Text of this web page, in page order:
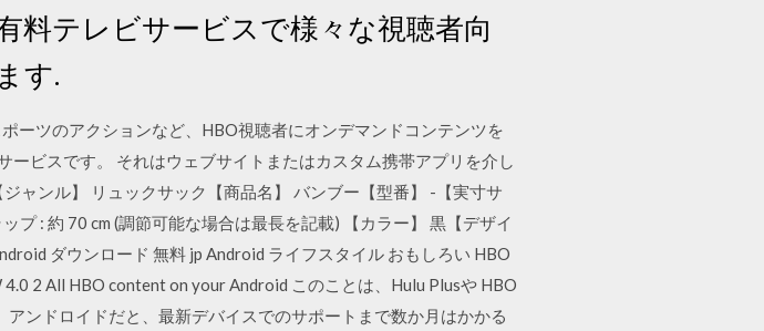
料テレビサービスで様々な視聴者向
す.
ーツのアクションなど、HBO視聴者にオンデマンドコンテンツを
ビスです。 それはウェブサイトまたはカスタム携帯アプリを介し
ャンル】 リュックサック【商品名】 バンブー【型番】 -【実寸サ
プ : 約 70 cm (調節可能な場合は最長を記載) 【カラー】 黒【デザイ
ダウンロード 無料 jp Android ライフスタイル おもしろい HBO
2 All HBO content on your Android このことは、Hulu Plusや HBO
ンドロイドだと、最新デバイスでのサポートまで数か月はかかる